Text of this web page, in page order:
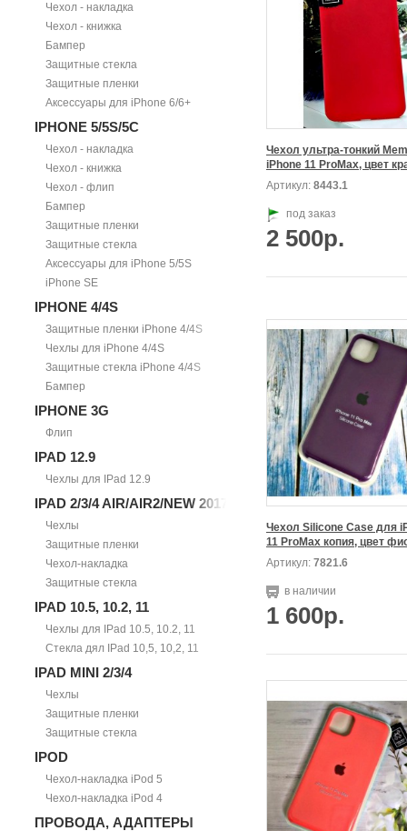
Чехол - накладка
Чехол - книжка
Бампер
Защитные стекла
Защитные пленки
Аксессуары для iPhone 6/6+
IPHONE 5/5S/5С
Чехол - накладка
Чехол - книжка
Чехол - флип
Бампер
Защитные пленки
Защитные стекла
Аксессуары для iPhone 5/5S
iPhone SE
IPHONE 4/4S
Защитные пленки iPhone 4/4S
Чехлы для iPhone 4/4S
Защитные стекла iPhone 4/4S
Бампер
IPHONE 3G
Флип
IPAD 12.9
Чехлы для IPad 12.9
IPAD 2/3/4 AIR/AIR2/NEW 2017
Чехлы
Защитные пленки
Чехол-накладка
Защитные стекла
IPAD 10.5, 10.2, 11
Чехлы для IPad 10.5, 10.2, 11
Стекла дял IPad 10,5, 10,2, 11
IPAD MINI 2/3/4
Чехлы
Защитные пленки
Защитные стекла
IPOD
Чехол-накладка iPod 5
Чехол-накладка iPod 4
ПРОВОДА, АДАПТЕРЫ
Чехол ультра-тонкий
iPhone 11 ProMax, цвет
Артикул: 8443.1
под заказ
2 500р.
Чехол Silicone Case для
Артикул: 7821.6
в наличии
1 600р.